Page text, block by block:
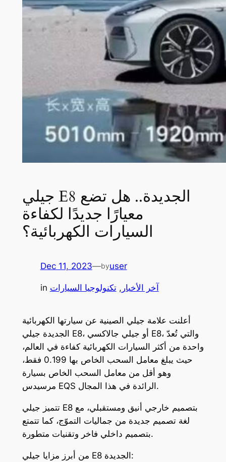
جيلي E8 الجديدة.. هل تضع
معيارًا جديدًا لكفاءة
السيارات الكهربائية؟
Dec 11, 2023—byuser
in آخر الأخبار , تكنولوجيا السيارات
أعلنت علامة جيلي الصينية عن سيارتها الكهربائية
الجديدة جيلي E8، أو جيلي جالاكسي E8، والتي تُعدّ
واحدة من أكثر السيارات الكهربائية كفاءة في العالم،
حيث يبلغ معامل السحب الخاص بها 0.199 فقط،
وهو أقل من معامل السحب الخاص بسيارة
مرسيدس EQS الرائدة في هذا المجال.
تتميز جيلي E8 بتصميم خارجي أنيق ومستقبلي، مع
لغة تصميم جديدة من جماليات التموّج، كما تتمتع
بتصميم داخلي فاخر وتقنيات متطورة.
من أبرز مزايا جيلي E8 الجديدة: